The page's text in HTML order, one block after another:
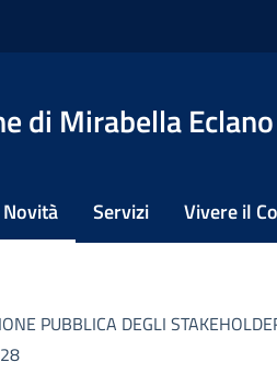
di Mirabella
Novità Servizi Vivere il
PUBBLICA DEGLI